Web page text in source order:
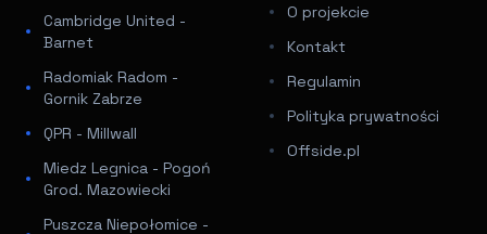
Cambridge United -
Barnet
Radomiak Radom -
Gornik Zabrze
QPR - Millwall
Miedz Legnica - Pogoń
Grod. Mazowiecki
Puszcza Niepołomice -
O projekcie
Kontakt
Regulamin
Polityka prywatności
Offside.pl